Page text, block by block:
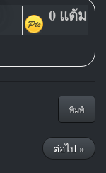
0 แต้ม
พิมพ์
ต่อไป »